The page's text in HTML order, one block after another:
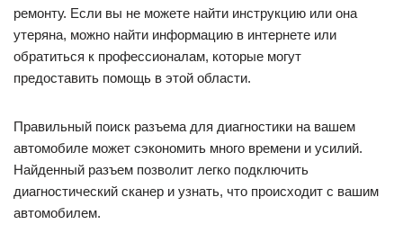
ремонту. Если вы не можете найти инструкцию или она
утеряна, можно найти информацию в интернете или
обратиться к профессионалам, которые могут
предоставить помощь в этой области.
Правильный поиск разъема для диагностики на вашем
автомобиле может сэкономить много времени и усилий.
Найденный разъем позволит легко подключить
диагностический сканер и узнать, что происходит с вашим
автомобилем.